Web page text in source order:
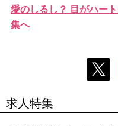
愛のしるし？ 目がハー
集へ
求人特集